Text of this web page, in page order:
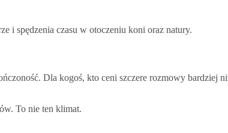
i spędzenia czasu w otoczeniu koni oraz natury.
Dla kogoś, kto ceni szczere rozmowy
To nie ten klimat.